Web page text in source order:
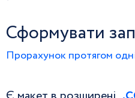
Сформувати
Прорахунок протягом